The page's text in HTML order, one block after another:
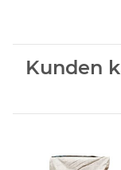
Kunden